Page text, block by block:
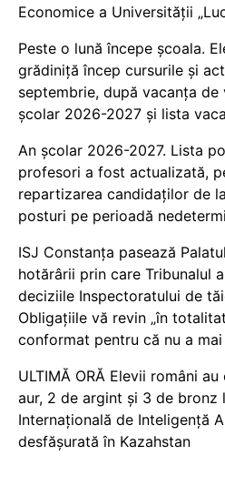
Economice a Universității
Peste o lună începe școala.
grădiniță încep cursurile și
septembrie, după vacanța de
școlar 2026-2027 și lista
An școlar 2026-2027. Lista
profesori a fost actualizată,
repartizarea candidaților de
posturi pe perioadă
ISJ Constanța pasează
hotărârii prin care Tribunalul
deciziile Inspectoratului de
Obligațiile vă revin „în
conformat pentru că nu a
ULTIMĂ ORĂ Elevii români
aur, 2 de argint și 3 de bronz
Internațională de Inteligență
desfășurată în Kazahstan